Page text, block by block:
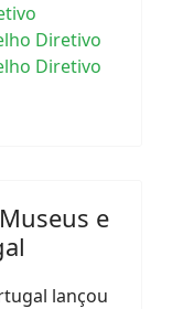
Diretivo
Diretivo
e
lançou